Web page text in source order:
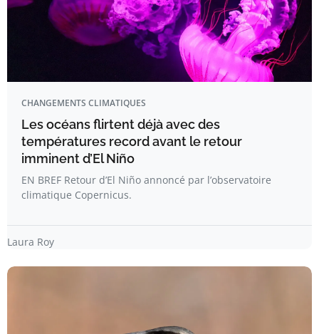
CHANGEMENTS CLIMATIQUES
Les océans flirtent déjà avec des
températures record avant le retour
imminent d’El Niño
EN BREF Retour d’El Niño annoncé par l’observatoire
climatique Copernicus.
Laura Roy